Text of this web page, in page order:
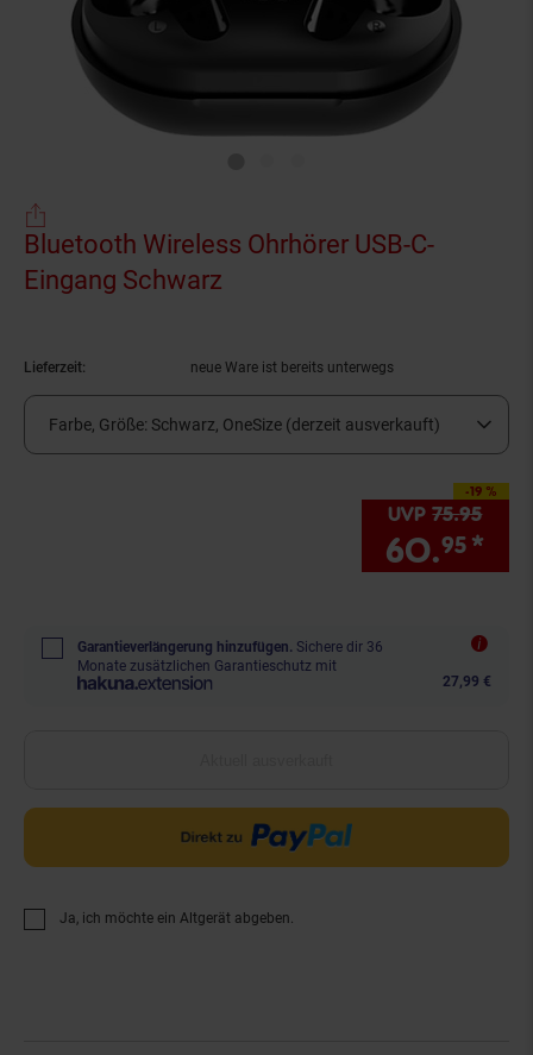
Bluetooth Wireless Ohrhörer USB-C-
Eingang Schwarz
Lieferzeit: neue Ware ist bereits unterwegs
Farbe, Größe: Schwarz, OneSize (derzeit ausverkauft)
-19 %
Sie Sparen 19
UVP75.95UVP
60.95 *
Garantieverlängerung hinzufügen. Sichere dir 36
Monate zusätzlichen Garantieschutz mit
27,99 €
Ja, ich möchte ein Altgerät abgeben.